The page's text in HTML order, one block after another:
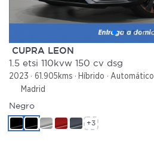
CUPRA LEON
1.5 etsi 110kvw 150 cv dsg
2023 61.905kms Híbrido
Automático
Madrid
Negro
+3